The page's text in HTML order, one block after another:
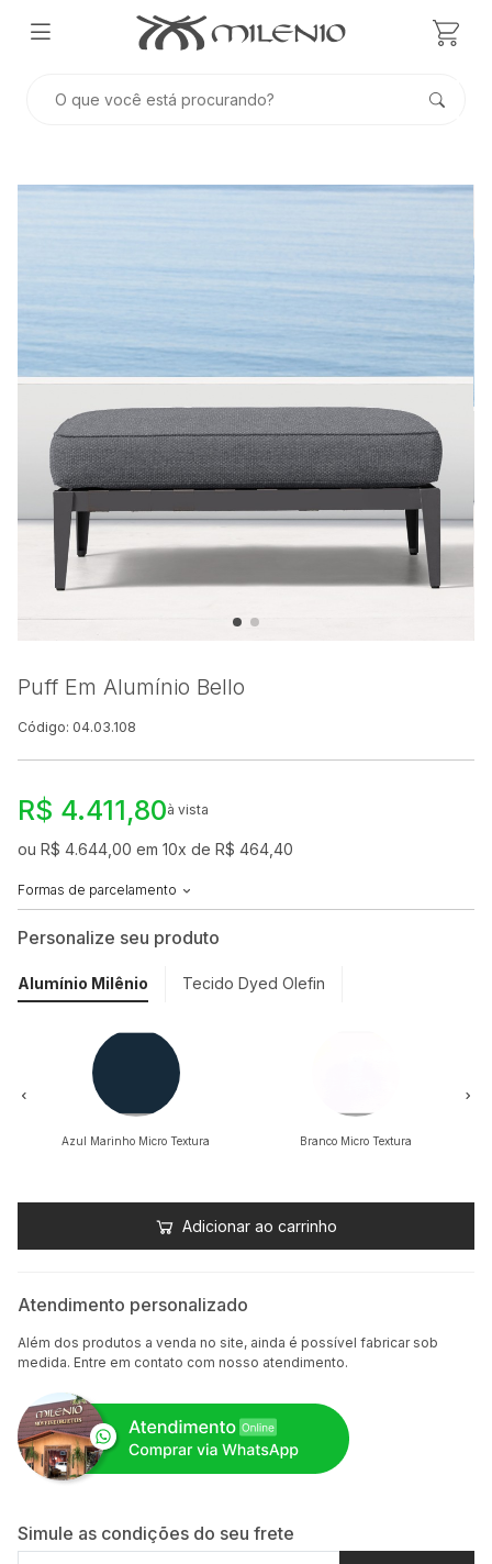
Puff Em Alumínio Bello
Código: 04.03.108
R$ 4.411,80à vista
ou R$ 4.644,00 em 10x de R$ 464,40
Formas de parcelamento
Personalize seu produto
Alumínio Milênio Tecido Dyed Olefin
Azul Marinho Micro Textura Branco Micro Textura
Adicionar ao carrinho
Atendimento personalizado
Além dos produtos a venda no site, ainda é possível fabricar sob
medida. Entre em contato com nosso atendimento.
Simule as condições do seu frete